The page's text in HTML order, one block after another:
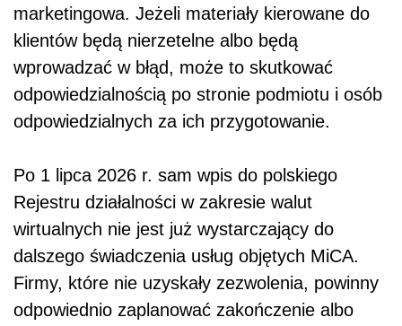
marketingowa. Jeżeli materiały kierowane do
klientów będą nierzetelne albo będą
wprowadzać w błąd, może to skutkować
odpowiedzialnością po stronie podmiotu i osób
odpowiedzialnych za ich przygotowanie.
Po 1 lipca 2026 r. sam wpis do polskiego
Rejestru działalności w zakresie walut
wirtualnych nie jest już wystarczający do
dalszego świadczenia usług objętych MiCA.
Firmy, które nie uzyskały zezwolenia, powinny
odpowiednio zaplanować zakończenie albo